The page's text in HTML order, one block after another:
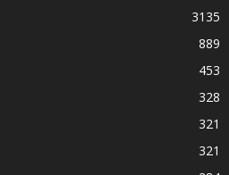
3135
889
453
328
321
321